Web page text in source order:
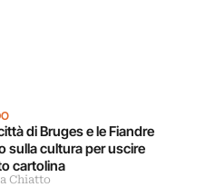
di Bruges e le Fiandre
sulla cultura per uscire
cartolina
Chiatto